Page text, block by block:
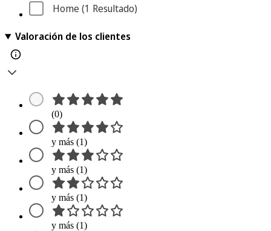
Home (1 Resultado)
Valoración de los clientes
(0)
y más (1)
y más (1)
y más (1)
y más (1)